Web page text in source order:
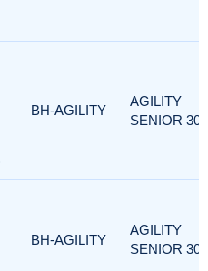
BH-AGILITY
AGILITY
SENIOR 300
BH-AGILITY
AGILITY
SENIOR 300